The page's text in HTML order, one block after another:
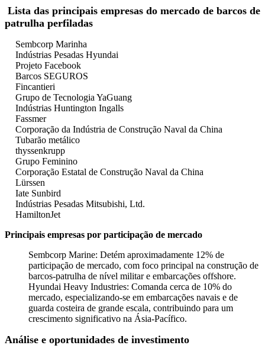
Lista das principais empresas do mercado de barcos de
patrulha perfiladas
Sembcorp Marinha
Indústrias Pesadas Hyundai
Projeto Facebook
Barcos SEGUROS
Fincantieri
Grupo de Tecnologia YaGuang
Indústrias Huntington Ingalls
Fassmer
Corporação da Indústria de Construção Naval da China
Tubarão metálico
thyssenkrupp
Grupo Feminino
Corporação Estatal de Construção Naval da China
Lürssen
Iate Sunbird
Indústrias Pesadas Mitsubishi, Ltd.
HamiltonJet
Principais empresas por participação de mercado
Sembcorp Marine: Detém aproximadamente 12% de
participação de mercado, com foco principal na construção de
barcos-patrulha de nível militar e embarcações offshore.
Hyundai Heavy Industries: Comanda cerca de 10% do
mercado, especializando-se em embarcações navais e de
guarda costeira de grande escala, contribuindo para um
crescimento significativo na Ásia-Pacífico.
Análise e oportunidades de investimento